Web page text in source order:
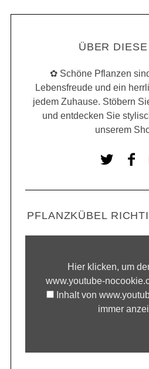
ÜBER
✿ Schöne Pflanzen
Lebensfreude und ein
jedem Zuhause. Stöbern
und entdecken Sie
unserem
PFLANZKÜBEL
Hier klicken, um
www.youtube-
Inhalt von
immer